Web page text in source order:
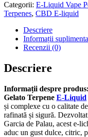
Categorii: E-Liquid Vape
Terpenes, CBD E-liquid
Descriere
Informații
Recenzii (0)
Descriere
Informații despre produs:
Gelato Terpene E-Liquid
și complexe cu o calitate
rafinată și sigură.
Garcia de Palau, acest e-
aduc un gust dulce, citric,